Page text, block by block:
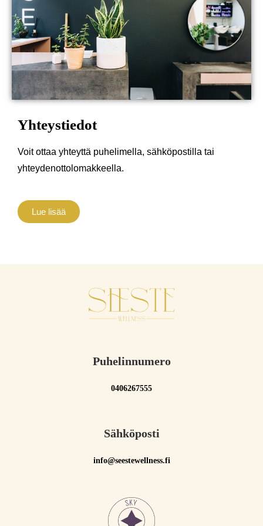
Yhteystiedot
Voit ottaa yhteyttä puhelimella, sähköpostilla tai
yhteydenottolomakkeella.
Lue lisää
Puhelinnumero
0406267555
Sähköposti
info@seestewellness.fi